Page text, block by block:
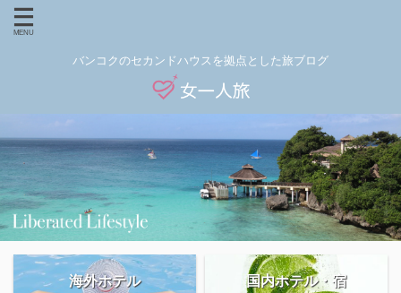
バンコクのセカンドハウスを拠点とした旅ブログ
海外ホテル 国内ホテル・宿